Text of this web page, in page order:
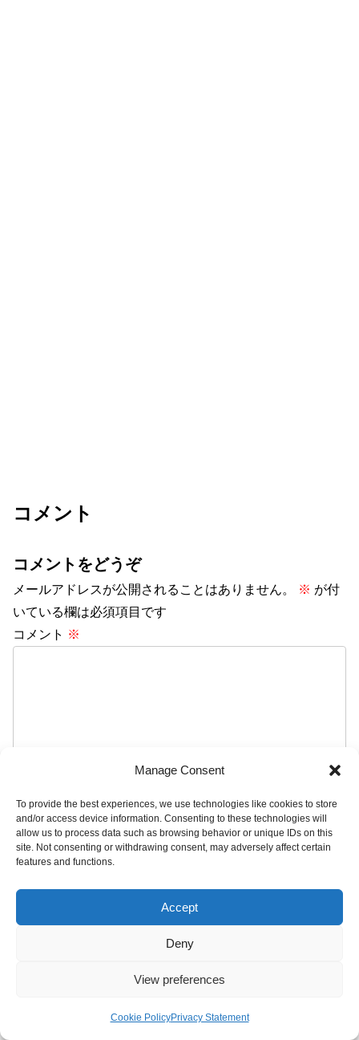
Manage Consent
To provide the best experiences, we use technologies like cookies to store
and/or access device information. Consenting to these technologies will
allow us to process data such as browsing behavior or unique IDs on this
site. Not consenting or withdrawing consent, may adversely affect certain
features and functions.
Accept
Deny
View preferences
Cookie PolicyPrivacy Statement
コメント
コメントをどうぞ
メールアドレスが公開されることはありません。 ※ が付
いている欄は必須項目です
コメント ※
名前※
メール※
サイト